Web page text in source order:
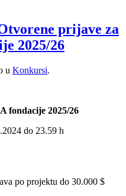
prijave za
2025/26
u Konkursi.
fondacije 2025/26
do 23.59 h
po projektu do 30.000 $